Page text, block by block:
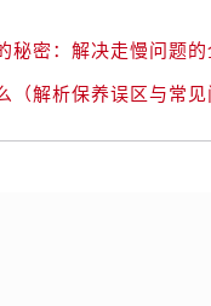
秘密：解决走慢问题的
（解析保养误区与常见